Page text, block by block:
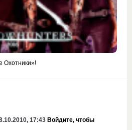
Охотники»!
17:43 Войдите, чтобы